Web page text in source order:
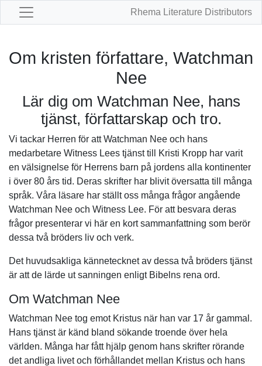
Rhema Literature Distributors
Om kristen författare, Watchman
Nee
Lär dig om Watchman Nee, hans
tjänst, författarskap och tro.
Vi tackar Herren för att Watchman Nee och hans
medarbetare Witness Lees tjänst till Kristi Kropp har varit
en välsignelse för Herrens barn på jordens alla kontinenter
i över 80 års tid. Deras skrifter har blivit översatta till många
språk. Våra läsare har ställt oss många frågor angående
Watchman Nee och Witness Lee. För att besvara deras
frågor presenterar vi här en kort sammanfattning som berör
dessa två bröders liv och verk.
Det huvudsakliga kännetecknet av dessa två bröders tjänst
är att de lärde ut sanningen enligt Bibelns rena ord.
Om Watchman Nee
Watchman Nee tog emot Kristus när han var 17 år gammal.
Hans tjänst är känd bland sökande troende över hela
världen. Många har fått hjälp genom hans skrifter rörande
det andliga livet och förhållandet mellan Kristus och hans